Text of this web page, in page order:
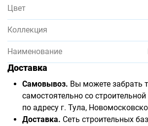
Цвет
Коллекция
Наименование
Доставка
Самовывоз. Вы можете забрать
самостоятельно со
по адресу г. Тула,
Доставка. Сеть строительных